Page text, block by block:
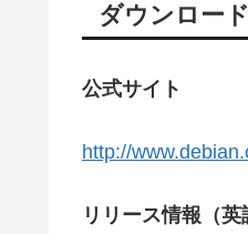
ダウンロード
公式サイト
http://
リリース情報（英